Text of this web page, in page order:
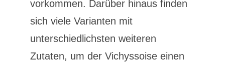
vorkommen. Darüber hinaus finden
sich viele Varianten mit
unterschiedlichsten weiteren
Zutaten, um der Vichyssoise einen